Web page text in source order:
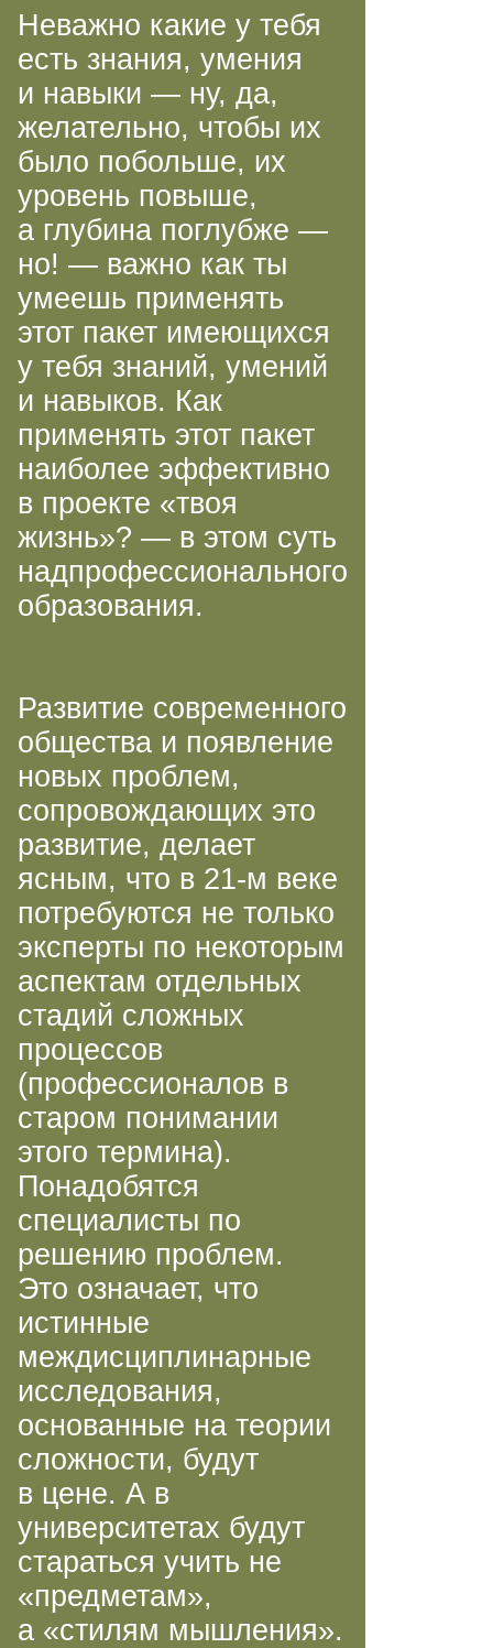
Неважно какие у тебя
есть знания, умения
и навыки — ну, да,
желательно, чтобы их
было побольше, их
уровень повыше,
а глубина поглубже —
но! — важно как ты
умеешь применять
этот пакет имеющихся
у тебя знаний, умений
и навыков. Как
применять этот пакет
наиболее эффективно
в проекте «твоя
жизнь»? — в этом суть
надпрофессионального
образования.
Развитие современного
общества и появление
новых проблем,
сопровождающих это
развитие, делает
ясным, что в 21-м веке
потребуются не только
эксперты по некоторым
аспектам отдельных
стадий сложных
процессов
(профессионалов в
старом понимании
этого термина).
Понадобятся
специалисты по
решению проблем.
Это означает, что
истинные
междисциплинарные
исследования,
основанные на теории
сложности, будут
в цене. А в
университетах будут
стараться учить не
«предметам»,
а «стилям мышления».